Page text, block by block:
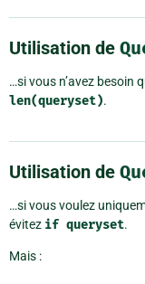
Utilisation de
…si vous n’avez besoin
len(queryset).
Utilisation de
…si vous voulez
évitez if queryset.
Mais :